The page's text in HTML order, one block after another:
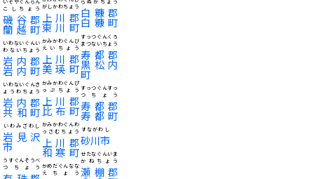
磯谷郡
蘭越町
こしちょう
岩内郡
岩内町
いわないぐんい
わないちょう
岩内郡
共和町
いわないぐんき
ょうわちょう
岩見沢
市
いわみざわし
うすぐんそうべ
つちょう
上川郡
東川町
がしかわちょう
上川郡
美瑛町
かみかわぐんび
えいちょう
上川郡
比布町
かみかわぐんぴ
っぷちょう
上川郡
和寒町
かみかわぐんわ
っさむちょう
かめだぐんなな
えちょう
白糠郡
白糠町
らぬかちょう
寿都郡
黒松内
町
すっつぐんくろ
まつないちょう
寿都郡
寿都町
すっつぐんすっ
つちょう
砂川市
すながわし
瀬棚郡
せたなぐんいま
かねちょう